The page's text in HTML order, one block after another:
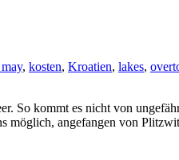
, kosten, Kroatien, lakes,
So kommt es nicht von
möglich, angefangen von